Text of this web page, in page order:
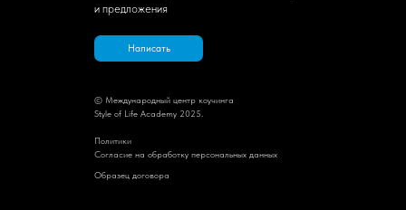
Написать
и предложения
© Международный центр коучинга
Style of Life Academy 2025.
Политики
Cогласие на обработку персональных данных
Образец договора